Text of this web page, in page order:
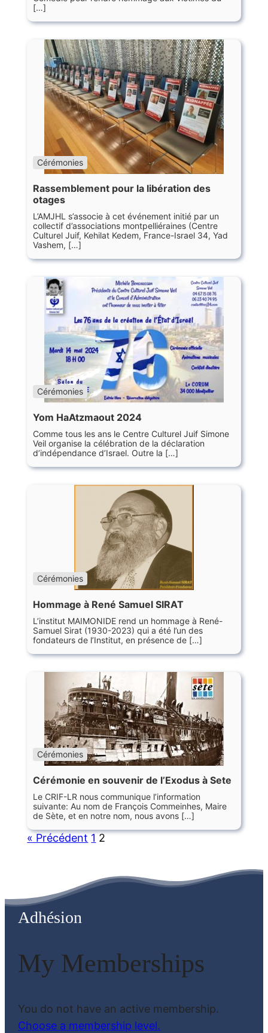
[…]
Cérémonies
Rassemblement pour la libération des
otages
L’AMJHL s’associe à cet événement initié par un
collectif d’associations montpelliéraines (Centre
Culturel Juif, Kehilat Kedem, France-Israel 34, Yad
Vashem, […]
Cérémonies
Yom HaAtzmaout 2024
Comme tous les ans le Centre Culturel Juif Simone
Veil organise la célébration de la déclaration
d’indépendance d’Israel. Outre la […]
Cérémonies
Hommage à René Samuel SIRAT
L’institut MAIMONIDE rend un hommage à René-
Samuel Sirat (1930-2023) qui a été l’un des
fondateurs de l’Institut, en présence de […]
Cérémonies
Cérémonie en souvenir de l’Exodus à Sete
Le CRIF-LR nous communique l’information
suivante: Au nom de François Commeinhes, Maire
de Sète, et en notre nom, nous avons […]
« Précédent 1 2
Adhésion
My Memberships
You do not have an active membership.
Choose a membership level.